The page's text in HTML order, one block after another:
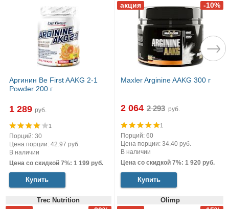
Аргинин Be First AAKG 2-1
Powder 200 г
1 289 руб.
1
Порций: 30
Цена порции: 42.97 руб.
В наличии
Цена со скидкой 7%: 1 199 руб.
Купить
Maxler Arginine AAKG 300 г
2 064 руб.
1
Порций: 60
Цена порции: 34.40 руб.
В наличии
Цена со скидкой 7%: 1 920 руб.
Купить
Trec Nutrition Olimp